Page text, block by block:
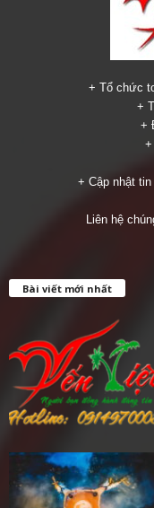
+ Tổ chức
+
+
+
+ Cập nhật
Liên hệ
Bài viết mới nhất